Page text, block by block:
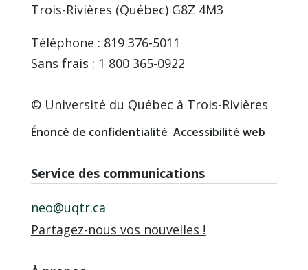
Trois-Rivières (Québec) G8Z 4M3
Téléphone : 819 376-5011
Sans frais : 1 800 365-0922
© Université du Québec à Trois-Rivières
Énoncé de confidentialité Accessibilité web
Service des communications
neo@uqtr.ca
Partagez-nous vos nouvelles !